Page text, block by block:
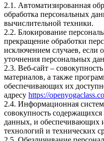
2.1. Автоматизированная
обработка персональных
вычислительной техники.
2.2. Блокирование
прекращение обработки
исключением случаев, если
уточнения персональных
2.3. Веб-сайт –
материалов, а также
обеспечивающих их
адресу https://
2.4. Информационная
совокупность
данных, и обеспечивающих
технологий и технических